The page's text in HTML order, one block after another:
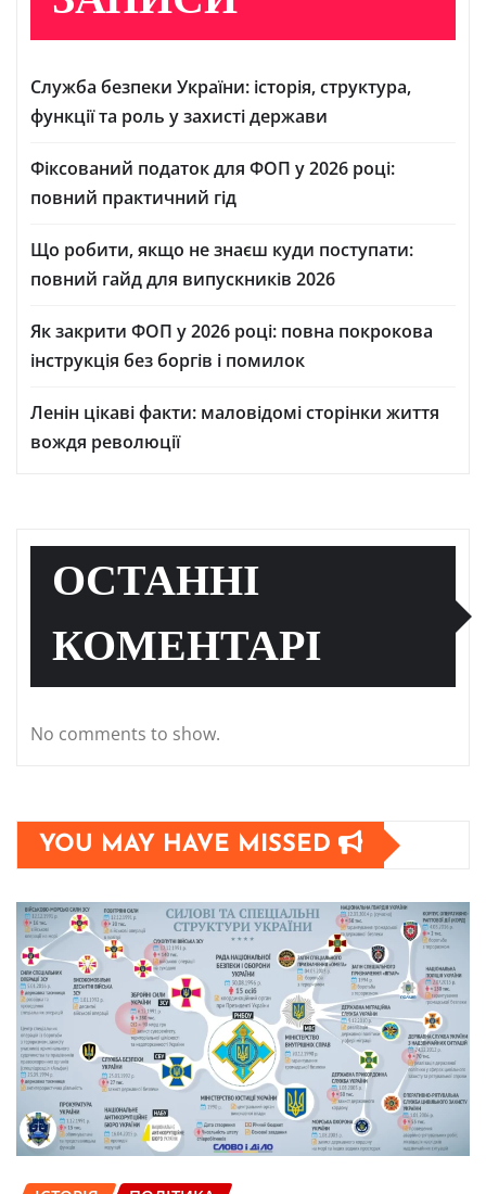
Служба безпеки України: історія, структура,
функції та роль у захисті держави
Фіксований податок для ФОП у 2026 році:
повний практичний гід
Що робити, якщо не знаєш куди поступати:
повний гайд для випускників 2026
Як закрити ФОП у 2026 році: повна покрокова
інструкція без боргів і помилок
Ленін цікаві факти: маловідомі сторінки життя
вождя революції
ОСТАННІ
КОМЕНТАРІ
No comments to show.
YOU MAY HAVE MISSED